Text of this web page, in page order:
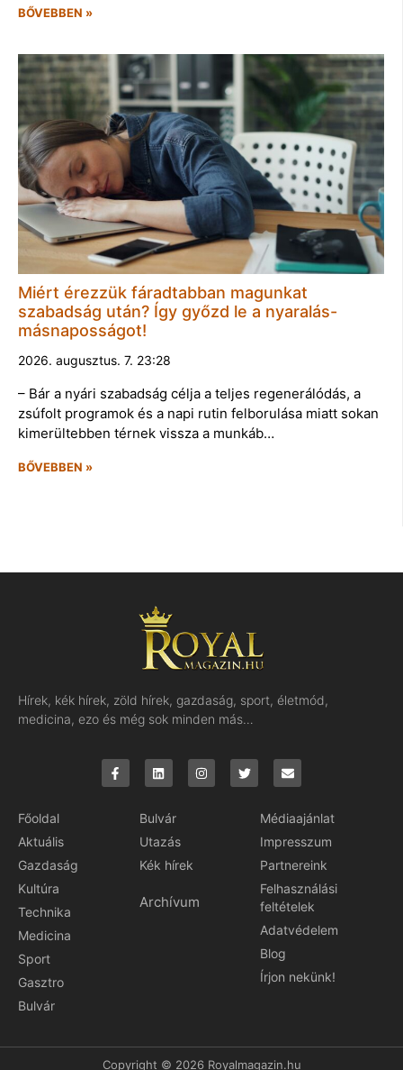
BŐVEBBEN »
Miért érezzük fáradtabban magunkat
szabadság után? Így győzd le a nyaralás-
másnaposságot!
2026. augusztus. 7. 23:28
– Bár a nyári szabadság célja a teljes regenerálódás, a
zsúfolt programok és a napi rutin felborulása miatt sokan
kimerültebben térnek vissza a munkáb…
BŐVEBBEN »
Hírek, kék hírek, zöld hírek, gazdaság, sport, életmód,
medicina, ezo és még sok minden más…
Főoldal
Aktuális
Gazdaság
Kultúra
Technika
Medicina
Sport
Gasztro
Bulvár
Bulvár
Utazás
Kék hírek
Archívum
Médiaajánlat
Impresszum
Partnereink
Felhasználási
feltételek
Adatvédelem
Blog
Írjon nekünk!
Copyright © 2026 Royalmagazin.hu